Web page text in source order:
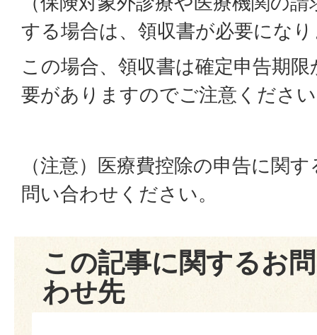
する場合は、領収書が必要にな
この場合、領収書は確定申告期
要がありますのでご注意くださ
（注意）医療費控除の申告に関
問い合わせください。
この記事に関するお
わせ先